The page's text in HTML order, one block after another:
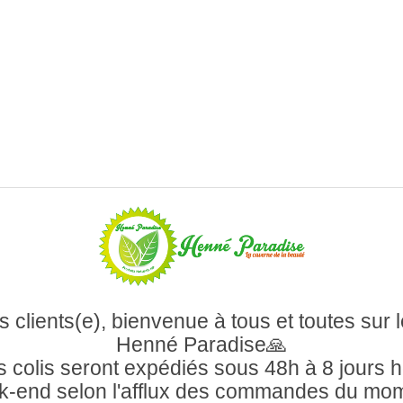
clients(e), bienvenue à tous et toutes sur
Henné Paradise🙏
colis seront expédiés sous 48h à 8 jours
end selon l'afflux des commandes du